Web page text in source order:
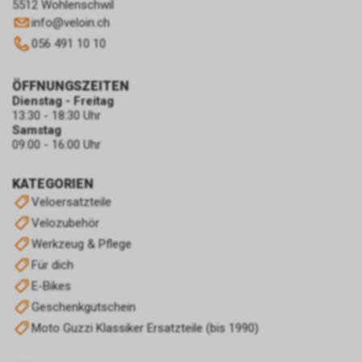
5512 Wohlenschwil
info@veloin.ch
056 491 10 10
KATEGORIEN
Veloersatzteile
Velozubehör
Werkzeug & Pflege
Für dich
E-Bikes
Geschenkgutschein
Moto Guzzi Klassiker Ersatzteile (bis 1990)
ÖFFNUNGSZEITEN
Dienstag - Freitag
13:30 - 18:30 Uhr
Samstag
09:00 - 16:00 Uhr